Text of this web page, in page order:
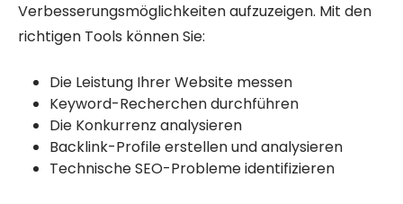
Verbesserungsmöglichkeiten aufzuzeigen. Mit den
richtigen Tools können Sie:
Die Leistung Ihrer Website messen
Keyword-Recherchen durchführen
Die Konkurrenz analysieren
Backlink-Profile erstellen und analysieren
Technische SEO-Probleme identifizieren